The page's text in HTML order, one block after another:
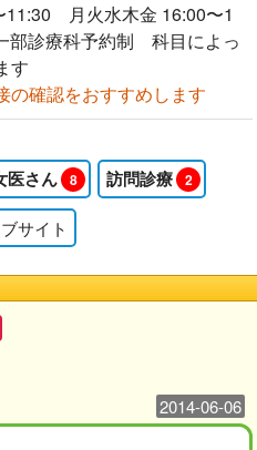
11:30 月火水木金 16:00〜1
診療科予約制 科目によっ
す
の確認をおすすめします
医さん 8 訪問診療 2
サイト
2014-06-06